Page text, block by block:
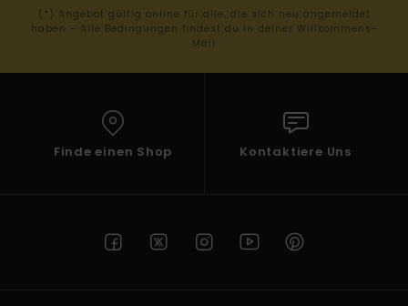
(*) Angebot gültig online für alle, die sich neu angemeldet
haben - Alle Bedingungen findest du in deiner Willkommens-
Mail
Finde einen Shop Kontaktiere Uns